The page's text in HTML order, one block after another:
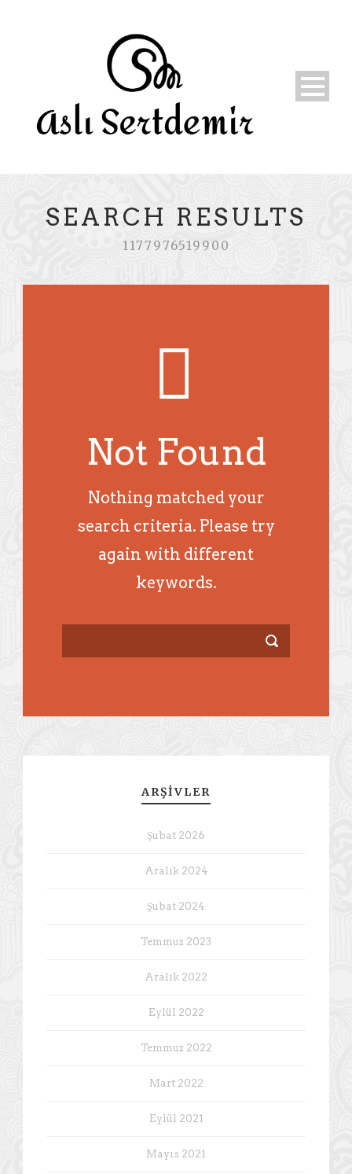
SEARCH RESULTS
1177976519900
Not Found
Nothing matched your
search criteria. Please try
again with different
keywords.
ARŞIVLER
Şubat 2026
Aralık 2024
Şubat 2024
Temmuz 2023
Aralık 2022
Eylül 2022
Temmuz 2022
Mart 2022
Eylül 2021
Mayıs 2021